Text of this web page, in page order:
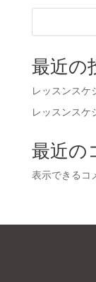
最近の
レッスンス
レッスンス
最近の
表示できるコ